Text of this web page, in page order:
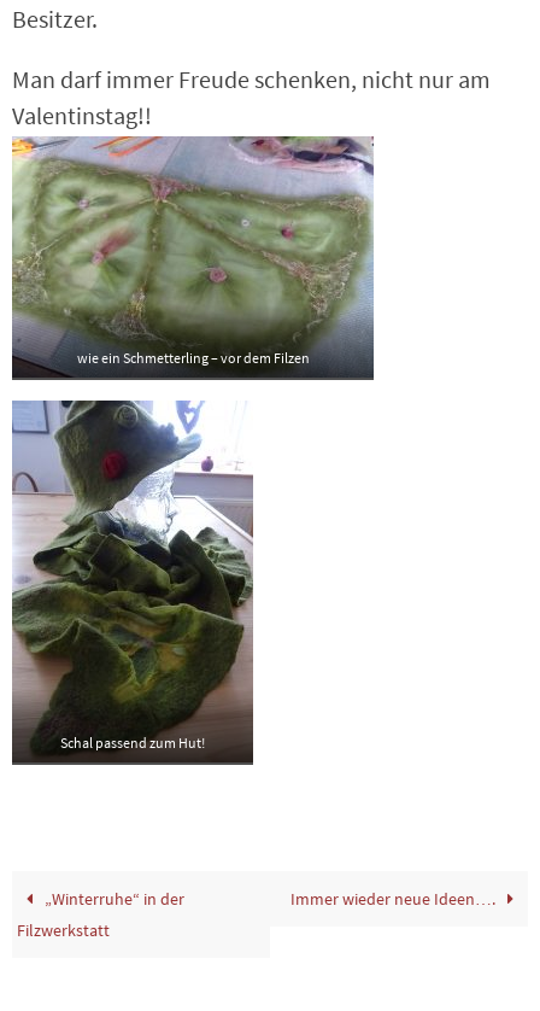
Besitzer.
Man darf immer Freude schenken, nicht nur am
Valentinstag!!
wie ein Schmetterling – vor dem Filzen
Schal passend zum Hut!
„Winterruhe“ in der
Filzwerkstatt
Immer wieder neue Ideen….